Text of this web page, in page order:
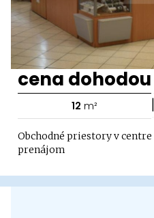
cena dohodou
12 m² |
Obchodné priestory v
prenájom